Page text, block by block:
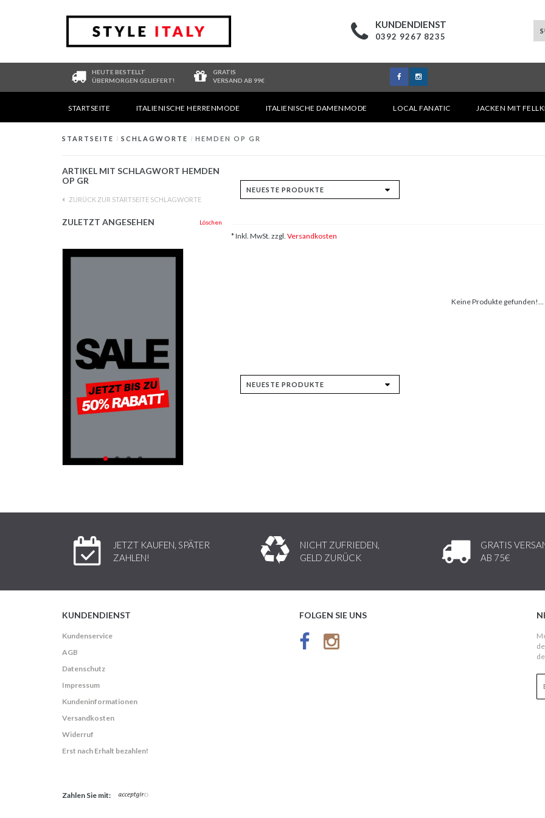
KUNDENDIENST
0392 9267 8235
HEUTE BESTELLT
ÜBERMORGEN GELIEFERT!
GRATIS
VERSAND AB 99€
STARTSEITE ITALIENISCHE HERRENMODE ITALIENISCHE DAMENMODE LOCAL FANATIC JACKEN MIT
STARTSEITE / SCHLAGWORTE / HEMDEN OP GR
ARTIKEL MIT SCHLAGWORT HEMDEN
OP GR
ZURÜCK ZUR STARTSEITE SCHLAGWORTE
ZULETZT ANGESEHEN Löschen
* Inkl. MwSt. zzgl. Versandkosten
Keine Produkte gefunden!...
JETZT KAUFEN, SPÄTER
ZAHLEN!
NICHT ZUFRIEDEN,
GELD ZURÜCK
GRATIS
AB 75€
KUNDENDIENST
Kundenservice
AGB
Datenschutz
Impressum
Kundeninformationen
Versandkosten
Widerruf
Erst nach Erhalt bezahlen!
FOLGEN SIE UNS
Zahlen Sie mit: